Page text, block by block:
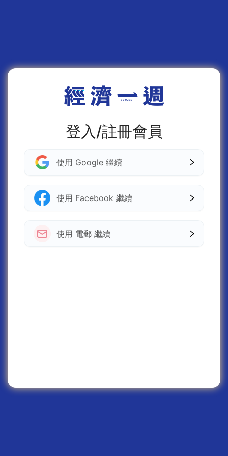
登入/註冊會員
使用 Google 繼續
使用 Facebook 繼續
使用 電郵 繼續